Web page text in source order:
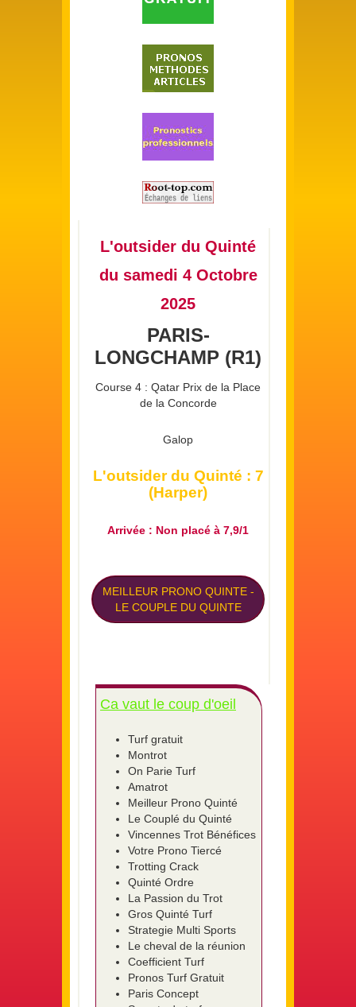
L'outsider du Quinté
du samedi 4 Octobre
2025
PARIS-
LONGCHAMP (R1)
Course 4 : Qatar Prix de la Place
de la Concorde
Galop
L'outsider du Quinté : 7
(Harper)
Arrivée : Non placé à 7,9/1
MEILLEUR PRONO QUINTE-
LE COUPLE DU QUINTE
Ca vaut le coup d'oeil
Turf gratuit
Montrot
On Parie Turf
Amatrot
Meilleur Prono Quinté
Le Couplé du Quinté
Vincennes Trot Bénéfices
Votre Prono Tiercé
Trotting Crack
Quinté Ordre
La Passion du Trot
Gros Quinté Turf
Strategie Multi Sports
Le cheval de la réunion
Coefficient Turf
Pronos Turf Gratuit
Paris Concept